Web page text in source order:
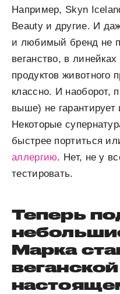
Например, Skyn
Beauty и другие. И
и любимый бренд не
веганство, в
продуктов животного
классно. И наоборот,
выше) не гарантирует
Некоторые
быстрее портиться
аллергию. Нет, не у
тестировать.
Теперь
Марка